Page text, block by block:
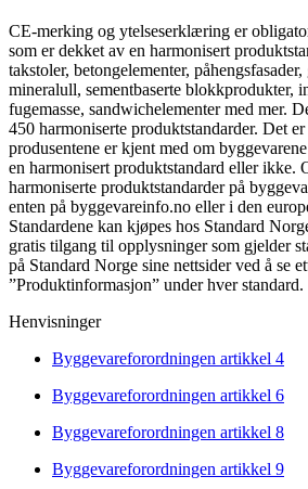
CE-merking og ytelseserklæring er
som er dekket av en harmonisert
takstoler, betongelementer,
mineralull, sementbaserte blokkprodukter,
fugemasse, sandwichelementer med mer.
450 harmoniserte produktstandarder. Det
produsentene er kjent med om
en harmonisert produktstandard eller ikke.
harmoniserte produktstandarder på
enten på byggevareinfo.no eller i den
Standardene kan kjøpes hos Standard
gratis tilgang til opplysninger som gjelder
på Standard Norge sine nettsider ved å se
”Produktinformasjon” under hver standard.
Henvisninger
Byggevareforordningen artikkel 4
Byggevareforordningen artikkel 6
Byggevareforordningen artikkel 8
Byggevareforordningen artikkel 9